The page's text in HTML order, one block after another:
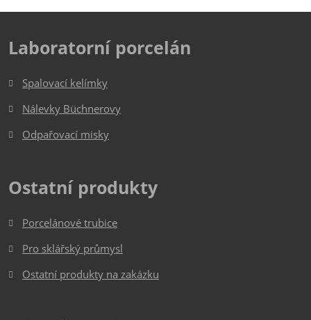
Laboratorní porcelán
Spalovací kelímky
Nálevky Büchnerovy
Odpařovací misky
Ostatní produkty
Porcelánové trubice
Pro sklářský průmysl
Ostatní produkty na zakázku